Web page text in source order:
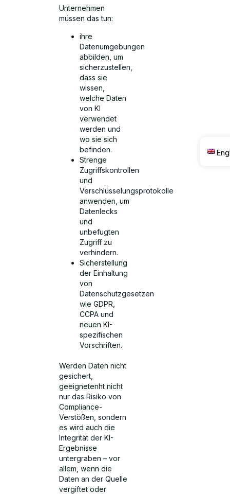
Unternehmen
müssen das tun:
ihre
Datenumgebungen
abbilden, um
sicherzustellen,
dass sie
wissen,
welche Daten
von KI
verwendet
werden und
wo sie sich
befinden.
Strenge
Zugriffskontrollen
und
Verschlüsselungsprotokolle
anwenden, um
Datenlecks
und
unbefugten
Zugriff zu
verhindern.
Sicherstellung
der Einhaltung
von
Datenschutzgesetzen
wie GDPR,
CCPA und
neuen KI-
spezifischen
Vorschriften.
Werden Daten nicht
gesichert,
geeignetenht nicht
nur das Risiko von
Compliance-
Verstößen, sondern
es wird auch die
Integrität der KI-
Ergebnisse
untergraben – vor
allem, wenn die
Daten an der Quelle
vergiftet oder